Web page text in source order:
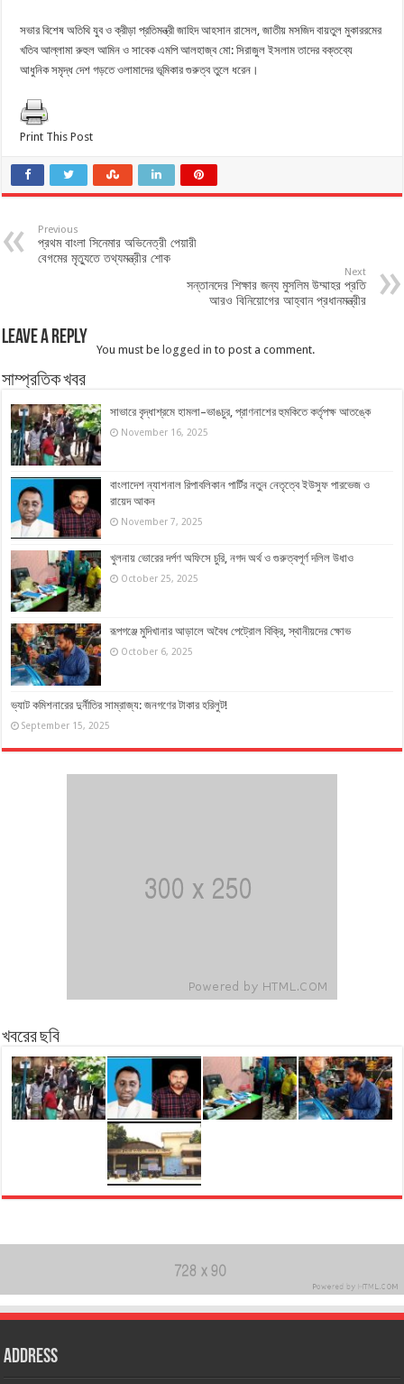
সভার বিশেষ অতিথি যুব ও ক্রীড়া প্রতিমন্ত্রী জাহিদ আহসান রাসেল, জাতীয় মসজিদ বায়তুল মুকাররমের
খতিব আল্লামা রুহুল আমিন ও সাবেক এমপি আলহাজ্ব মো: সিরাজুল ইসলাম তাদের বক্তব্যে
আধুনিক সমৃদ্ধ দেশ গড়তে ওলামাদের ভূমিকার গুরুত্ব তুলে ধরেন।
Print This Post
Previous
প্রথম বাংলা সিনেমার অভিনেত্রী পেয়ারী
বেগমের মৃত্যুতে তথ্যমন্ত্রীর শোক
Next
সন্তানদের শিক্ষার জন্য মুসলিম উম্মাহর প্রতি
আরও বিনিয়োগের আহ্বান প্রধানমন্ত্রীর
Leave a Reply
You must be logged in to post a comment.
সাম্প্রতিক খবর
সাভারে বৃদ্ধাশ্রমে হামলা–ভাঙচুর, প্রাণনাশের হুমকিতে কর্তৃপক্ষ আতঙ্কে
November 16, 2025
বাংলাদেশ ন্যাশনাল রিপাবলিকান পার্টির নতুন নেতৃত্বে ইউসুফ পারভেজ ও
রায়েদ আকন
November 7, 2025
খুলনায় ভোরের দর্পণ অফিসে চুরি, নগদ অর্থ ও গুরুত্বপূর্ণ দলিল উধাও
October 25, 2025
রূপগঞ্জে মুদিখানার আড়ালে অবৈধ পেট্রোল বিক্রি, স্থানীয়দের ক্ষোভ
October 6, 2025
ভ্যাট কমিশনারের দুর্নীতির সাম্রাজ্য: জনগণের টাকার হরিলুট!
September 15, 2025
খবরের ছবি
Address